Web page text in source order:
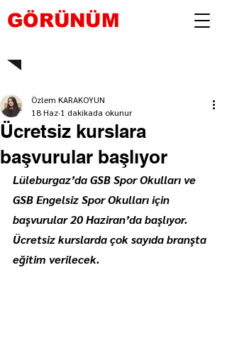
GÖRÜNÜM
Ücretsiz kurslara
başvurular başlıyor
Özlem KARAKOYUN
18 Haz 1 dakikada okunur
Lüleburgaz’da GSB Spor Okulları ve
GSB Engelsiz Spor Okulları için
başvurular 20 Haziran’da başlıyor.
Ücretsiz kurslarda çok sayıda branşta
eğitim verilecek.